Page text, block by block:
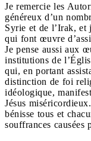
Je remercie les
généreux d’un
Syrie et de l’Irak, et
qui font œuvre
Je pense aussi aux
institutions de
qui, en portant
distinction de foi
idéologique,
Jésus
bénisse tous et
souffrances causées